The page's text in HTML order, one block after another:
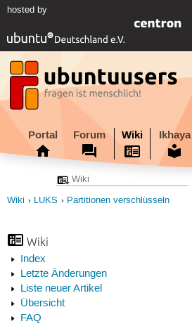
hosted by
Portal Forum Wiki Ikhaya
Wiki LUKS Partitionen verschlüsseln
Wiki
Index
Letzte Änderungen
Liste neuer Artikel
Übersicht
FAQ